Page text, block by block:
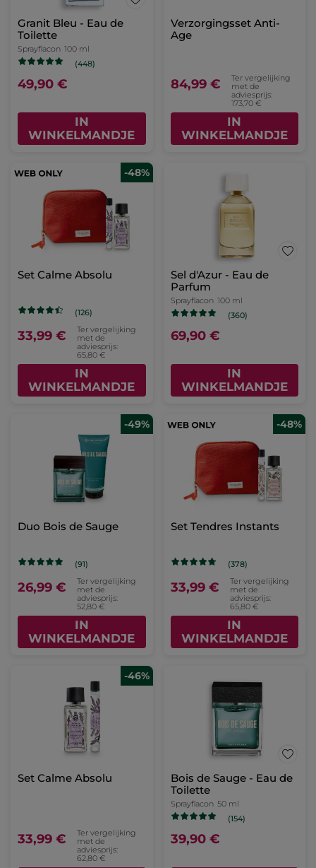
Granit Bleu - Eau de
Toilette
Sprayflacon 100 ml
(448)
49,90 €
IN
WINKELMANDJE
Verzorgingsset Anti-
Age
84,99 €
Ter vergelijking
met de
adviesprijs:
173,70 €
IN
WINKELMANDJE
-48%
Set Calme Absolu
(126)
33,99 €
Ter vergelijking
met de
adviesprijs:
65,80 €
IN
WINKELMANDJE
Sel d'Azur - Eau de
Parfum
Sprayflacon 100 ml
(360)
69,90 €
IN
WINKELMANDJE
-49%
Duo Bois de Sauge
(91)
26,99 €
Ter vergelijking
met de
adviesprijs:
52,80 €
IN
WINKELMANDJE
-48%
Set Tendres Instants
(378)
33,99 €
Ter vergelijking
met de
adviesprijs:
65,80 €
IN
WINKELMANDJE
-46%
Set Calme Absolu
33,99 €
Ter vergelijking
met de
adviesprijs:
62,80 €
Bois de Sauge - Eau de
Toilette
Sprayflacon 50 ml
(154)
39,90 €